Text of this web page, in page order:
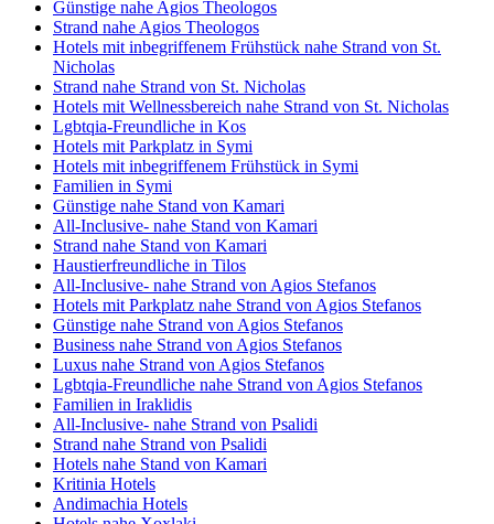
Günstige nahe Agios Theologos
Strand nahe Agios Theologos
Hotels mit inbegriffenem Frühstück nahe Strand von St.
Nicholas
Strand nahe Strand von St. Nicholas
Hotels mit Wellnessbereich nahe Strand von St. Nicholas
Lgbtqia-Freundliche in Kos
Hotels mit Parkplatz in Symi
Hotels mit inbegriffenem Frühstück in Symi
Familien in Symi
Günstige nahe Stand von Kamari
All-Inclusive- nahe Stand von Kamari
Strand nahe Stand von Kamari
Haustierfreundliche in Tilos
All-Inclusive- nahe Strand von Agios Stefanos
Hotels mit Parkplatz nahe Strand von Agios Stefanos
Günstige nahe Strand von Agios Stefanos
Business nahe Strand von Agios Stefanos
Luxus nahe Strand von Agios Stefanos
Lgbtqia-Freundliche nahe Strand von Agios Stefanos
Familien in Iraklidis
All-Inclusive- nahe Strand von Psalidi
Strand nahe Strand von Psalidi
Hotels nahe Stand von Kamari
Kritinia Hotels
Andimachia Hotels